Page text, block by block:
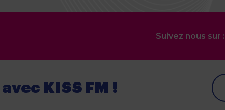
Suivez nous sur :
avec KISS FM !